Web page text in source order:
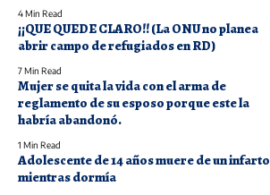
4 Min Read
¡¡QUE QUEDE CLARO!! (La ONU no planea
abrir campo de refugiados en RD)
7 Min Read
Mujer se quita la vida con el arma de
reglamento de su esposo porque este la
habría abandonó.
1 Min Read
Adolescente de 14 años muere de un infarto
mientras dormía